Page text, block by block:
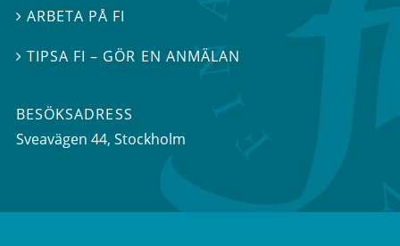
ARBETA PÅ FI
TIPSA FI – GÖR EN ANMÄLAN
BESÖKSADRESS
Sveavägen 44, Stockholm